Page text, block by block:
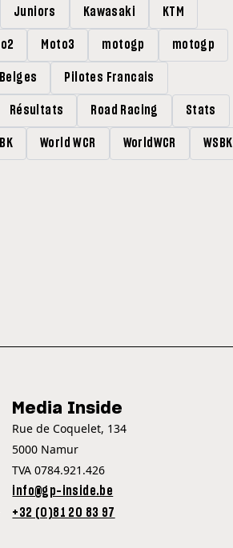
Juniors Kawasaki KTM
Moto3 motogp motogp
Pilotes Francais
Résultats Road Racing Stats
World WCR WorldWCR WSBK
Media Inside
Rue de Coquelet, 134
5000 Namur
TVA 0784.921.426
info@gp-inside.be
+32 (0)81 20 83 97